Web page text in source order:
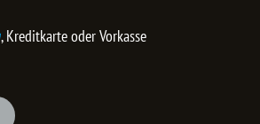
, Kreditkarte oder Vorkasse